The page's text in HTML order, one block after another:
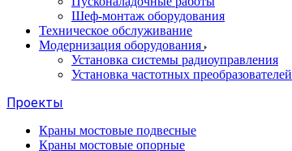
Шеф-монтаж оборудования
Техническое обслуживание
Модернизация оборудования
Установка системы радиоуправления
Установка частотных преобразователей
Проекты
Краны мостовые подвесные
Краны мостовые опорные